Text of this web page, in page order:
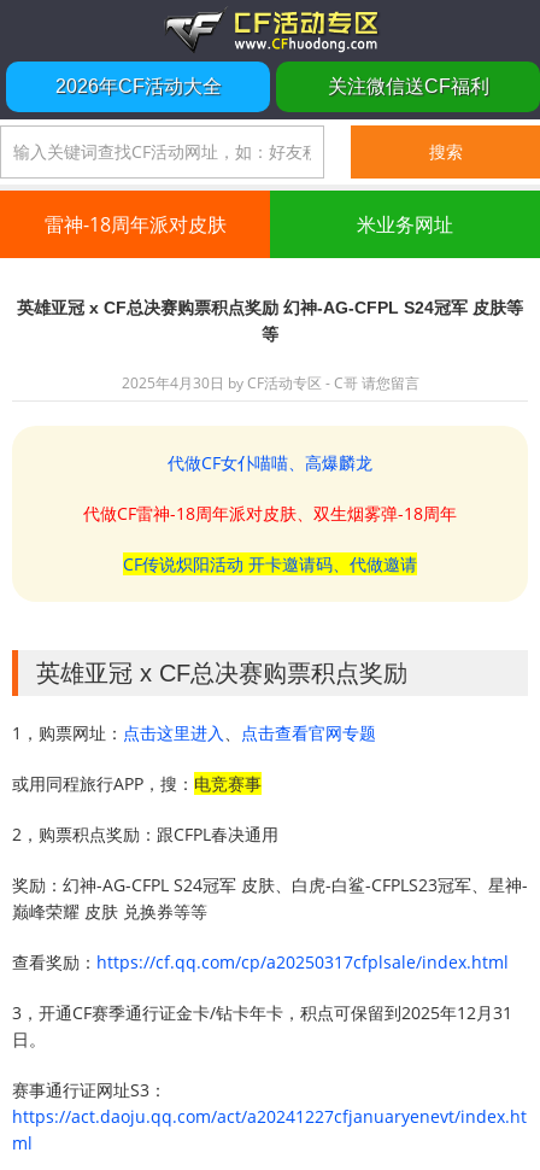
2026年CF活动大全 关注微信送CF福利
雷神-18周年派对皮肤 米业务网址
英雄亚冠 x CF总决赛购票积点奖励 幻神-AG-CFPL S24冠军 皮肤等
等
2025年4月30日 byCF活动专区 - C哥 请您留言
代做CF女仆喵喵、高爆麟龙
代做CF雷神-18周年派对皮肤、双生烟雾弹-18周年
CF传说炽阳活动 开卡邀请码、代做邀请
英雄亚冠 x CF总决赛购票积点奖励
1，购票网址： 点击这里进入、 点击查看官网专题
或用同程旅行APP，搜： 电竞赛事
2，购票积点奖励：跟CFPL春决通用
奖励：幻神-AG-CFPL S24冠军 皮肤、白虎-白鲨-CFPLS23冠军、星神-
巅峰荣耀 皮肤 兑换券等等
查看奖励： https://cf.qq.com/cp/a20250317cfplsale/index.html
3，开通CF赛季通行证金卡/钻卡年卡，积点可保留到2025年12月31
日。
赛事通行证网址S3：
https://act.daoju.qq.com/act/a20241227cfjanuaryenevt/index.ht
ml